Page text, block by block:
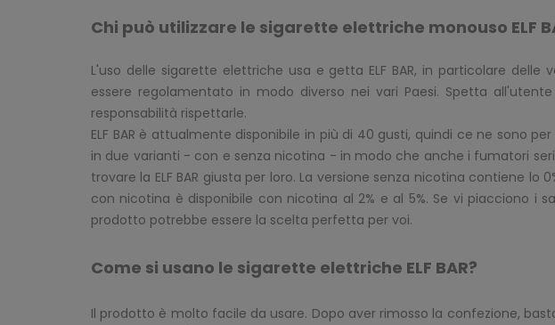
Chi può utilizzare le sigarette elettriche monouso ELF
L'uso delle sigarette elettriche usa e getta ELF BAR, in particolare delle
essere regolamentato in modo diverso nei vari Paesi. Spetta
responsabilità rispettarle.
ELF BAR è attualmente disponibile in più di 40 gusti, quindi ce ne sono per
in due varianti - con e senza nicotina - in modo che anche i fumatori
trovare la ELF BAR giusta per loro. La versione senza nicotina contiene lo
con nicotina è disponibile con nicotina al 2% e al 5%. Se vi piacciono i
prodotto potrebbe essere la scelta perfetta per voi.
Come si usano le sigarette elettriche ELF BAR?
Il prodotto è molto facile da usare. Dopo aver rimosso la confezione,